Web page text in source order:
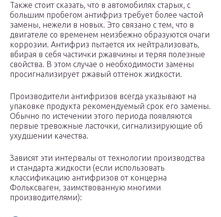
Также стоит сказать, что в автомобилях старых, с
большим пробегом антифриз требует более частой
замены, нежели в новых. Это связано с тем, что в
двигателе со временем неизбежно образуются очаги
коррозии. Антифриз пытается их нейтрализовать,
вбирая в себя частички ржавчины и теряя полезные
свойства. В этом случае о необходимости замены
просигнализирует ржавый оттенок жидкости.
Производители антифризов всегда указывают на
упаковке продукта рекомендуемый срок его замены.
Обычно по истечении этого периода появляются
первые тревожные ласточки, сигнализирующие об
ухудшении качества.
Зависят эти интервалы от технологии производства
и стандарта жидкости (если использовать
классификацию антифризов от концерна
Фольксваген, заимствованную многими
производителями):